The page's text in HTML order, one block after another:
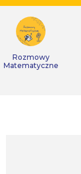
Rozmowy
Matematyczne